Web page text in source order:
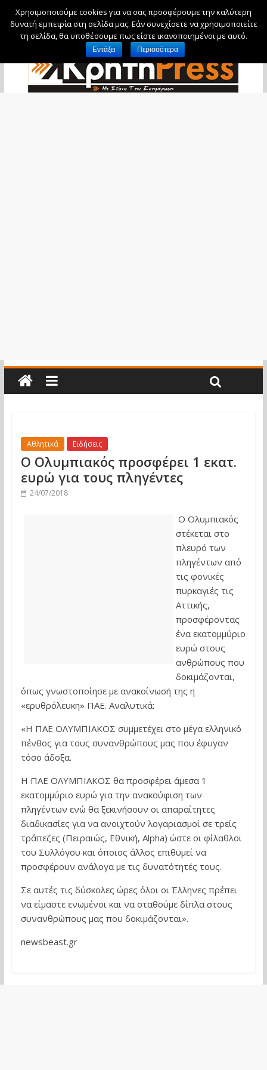
Πέμπτη, 6 Αυγούστου, 2026
Αθλητικά Ειδήσεις
Ο Ολυμπιακός προσφέρει 1 εκατ.
ευρώ για τους πληγέντες
24/07/2018
Ο Ολυμπιακός
στέκεται στο
πλευρό των
πληγέντων από
τις φονικές
πυρκαγιές τις
Αττικής,
προσφέροντας
ένα εκατομμύριο
ευρώ στους
ανθρώπους που
δοκιμάζονται,
όπως γνωστοποίησε με ανακοίνωσή της η
«ερυθρόλευκη» ΠΑΕ. Αναλυτικά:
«H ΠΑΕ ΟΛΥΜΠΙΑΚΟΣ συμμετέχει στο μέγα ελληνικό
πένθος για τους συνανθρώπους μας που έφυγαν
τόσο άδοξα.
Η ΠΑΕ ΟΛΥΜΠΙΑΚΟΣ θα προσφέρει άμεσα 1
εκατομμύριο ευρώ για την ανακούφιση των
πληγέντων ενώ θα ξεκινήσουν οι απαραίτητες
διαδικασίες για να ανοιχτούν λογαριασμοί σε τρείς
τράπεζες (Πειραιώς, Εθνική, Alpha) ώστε οι φίλαθλοι
του Συλλόγου και όποιος άλλος επιθυμεί να
προσφέρουν ανάλογα με τις δυνατότητές τους.
Σε αυτές τις δύσκολες ώρες όλοι οι Έλληνες πρέπει
να είμαστε ενωμένοι και να σταθούμε δίπλα στους
συνανθρώπους μας που δοκιμάζονται».
newsbeast.gr
Χρησιμοποιούμε cookies για να σας προσφέρουμε την καλύτερη
δυνατή εμπειρία στη σελίδα μας. Εάν συνεχίσετε να χρησιμοποιείτε
τη σελίδα, θα υποθέσουμε πως είστε ικανοποιημένοι με αυτό.
Εντάξει Περισσότερα